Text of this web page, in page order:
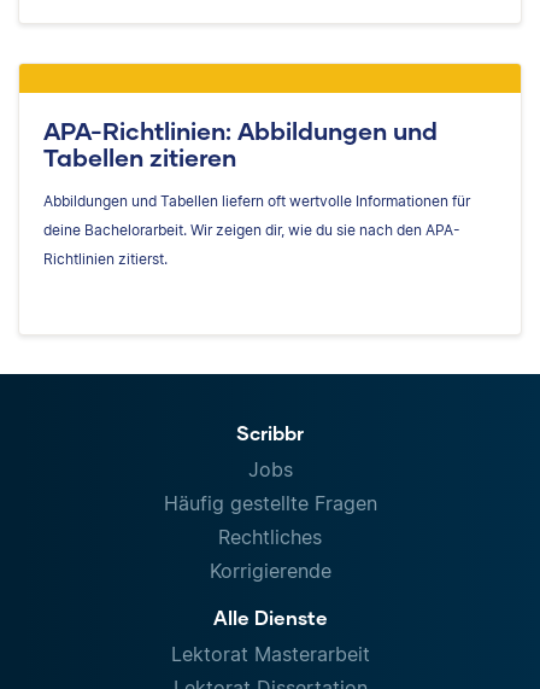
APA-Richtlinien: Abbildungen und
Tabellen zitieren
Abbildungen und Tabellen liefern oft wertvolle Informationen für
deine Bachelorarbeit. Wir zeigen dir, wie du sie nach den APA-
Richtlinien zitierst.
Scribbr
Jobs
Häufig gestellte Fragen
Rechtliches
Korrigierende
Alle Dienste
Lektorat Masterarbeit